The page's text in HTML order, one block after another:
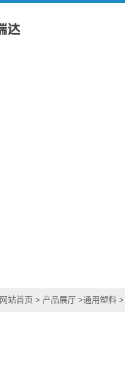
网站首页 > 产品展厅 >通用塑料 >